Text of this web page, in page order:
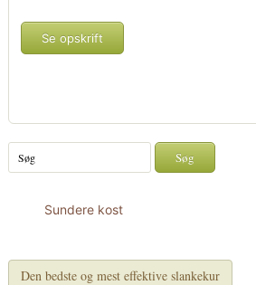
Se opskrift
Sundere kost
Den bedste og mest effektive slankekur